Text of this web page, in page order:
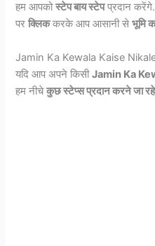
हम आपकोस्टेप बाय स्टेपप्रदान करेंगे.
परक्लिककरके आप आसानी सेभूमि
Jamin Ka Kewala Kaise
यदि आप अपने किसीJamin Ka
हम नीचेकुछ स्टेप्स प्रदान करने जा